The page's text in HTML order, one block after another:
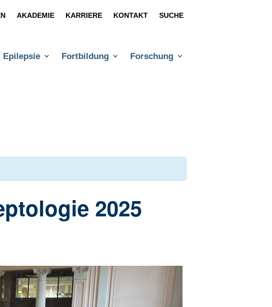
AKADEMIE KARRIERE KONTAKT SUCHE
Epilepsie Fortbildung Forschung
2025